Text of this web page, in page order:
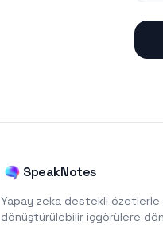
SpeakNotes
Yapay zeka destekli özetlerle
dönüştürülebilir içgörülere